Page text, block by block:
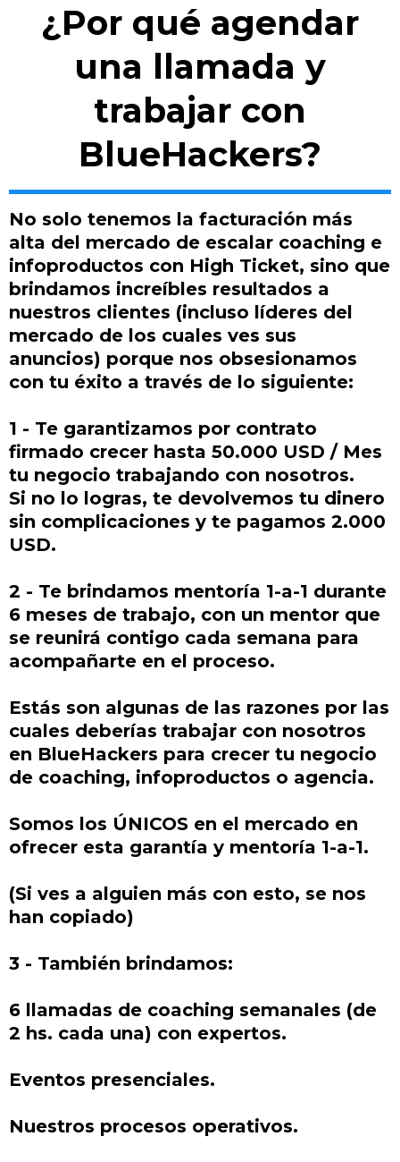
¿Por qué agendar
una llamada y
trabajar con
BlueHackers?
No solo tenemos la facturación más
alta del mercado de escalar coaching e
infoproductos con High Ticket, sino que
brindamos increíbles resultados a
nuestros clientes (incluso líderes del
mercado de los cuales ves sus
anuncios) porque nos obsesionamos
con tu éxito a través de lo siguiente:
1 - Te garantizamos por contrato
firmado crecer hasta 50.000 USD / Mes
tu negocio trabajando con nosotros.
Si no lo logras, te devolvemos tu dinero
sin complicaciones y te pagamos 2.000
USD.
2 - Te brindamos mentoría 1-a-1 durante
6 meses de trabajo, con un mentor que
se reunirá contigo cada semana para
acompañarte en el proceso.
Estás son algunas de las razones por las
cuales deberías trabajar con nosotros
en BlueHackers para crecer tu negocio
de coaching, infoproductos o agencia.
Somos los ÚNICOS en el mercado en
ofrecer esta garantía y mentoría 1-a-1.
(Si ves a alguien más con esto, se nos
han copiado)
3 - También brindamos:
6 llamadas de coaching semanales (de
2 hs. cada una) con expertos.
Eventos presenciales.
Nuestros procesos operativos.